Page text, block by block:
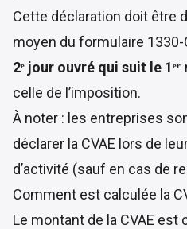
Cette déclaration doit être
moyen du formulaire 1330-
2ᵉ jour ouvré qui suit le 1ᵉʳ
celle de l’imposition.
À noter : les entreprises
déclarer la CVAE lors de
d’activité (sauf en cas de
Comment est calculée la
Le montant de la CVAE est